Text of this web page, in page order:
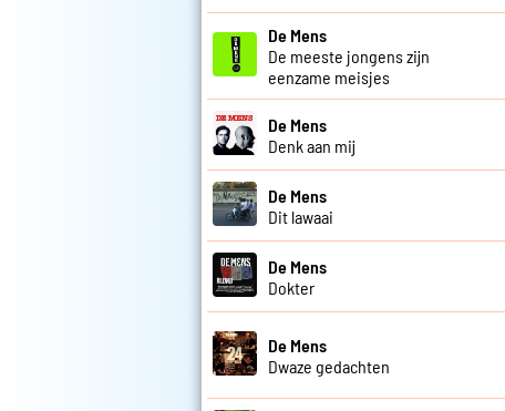
De Mens
De meeste jongens zijn
eenzame meisjes
De Mens
Denk aan mij
De Mens
Dit lawaai
De Mens
Dokter
De Mens
Dwaze gedachten